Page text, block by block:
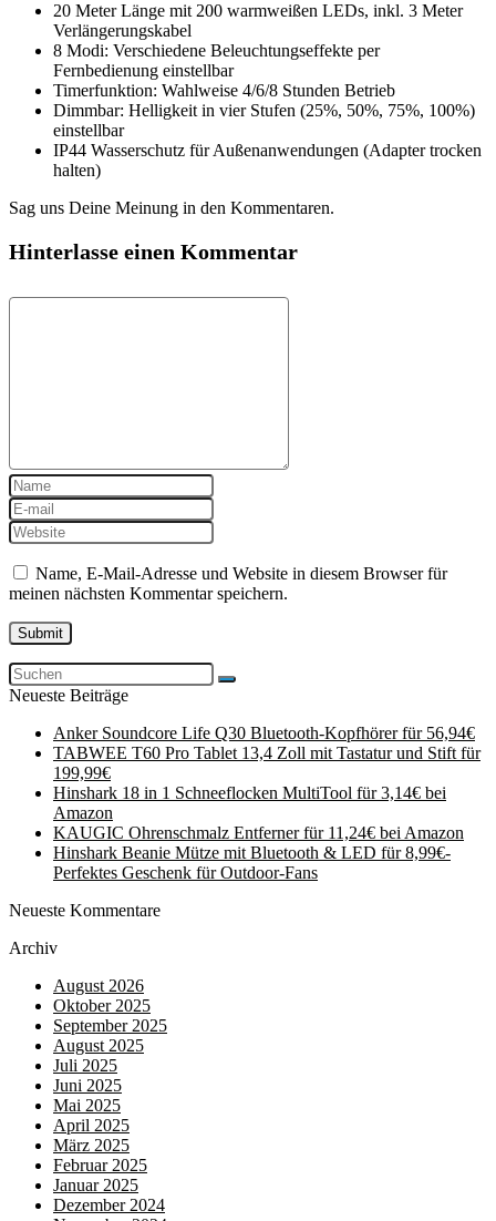
20 Meter Länge mit 200 warmweißen LEDs, inkl. 3 Meter
Verlängerungskabel
8 Modi: Verschiedene Beleuchtungseffekte per
Fernbedienung einstellbar
Timerfunktion: Wahlweise 4/6/8 Stunden Betrieb
Dimmbar: Helligkeit in vier Stufen (25%, 50%, 75%, 100%)
einstellbar
IP44 Wasserschutz für Außenanwendungen (Adapter trocken
halten)
Sag uns Deine Meinung in den Kommentaren.
Hinterlasse einen Kommentar
Name, E-Mail-Adresse und Website in diesem Browser für
meinen nächsten Kommentar speichern.
Neueste Beiträge
Anker Soundcore Life Q30 Bluetooth-Kopfhörer für 56,94€
TABWEE T60 Pro Tablet 13,4 Zoll mit Tastatur und Stift für
199,99€
Hinshark 18 in 1 Schneeflocken MultiTool für 3,14€ bei
Amazon
KAUGIC Ohrenschmalz Entferner für 11,24€ bei Amazon
Hinshark Beanie Mütze mit Bluetooth & LED für 8,99€-
Perfektes Geschenk für Outdoor-Fans
Neueste Kommentare
Archiv
August 2026
Oktober 2025
September 2025
August 2025
Juli 2025
Juni 2025
Mai 2025
April 2025
März 2025
Februar 2025
Januar 2025
Dezember 2024